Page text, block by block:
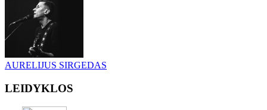
AURELIJUS SIRGEDAS
LEIDYKLOS